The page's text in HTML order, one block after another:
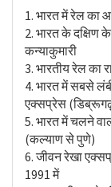
1. भारत में रेल का
2. भारत के दक्षिण
कन्याकुमारी
3. भारतीय रेल का
4. भारत में सबसे
एक्सप्रेस
5. भारत में चलने
(कल्याण से पुणे)
6. जीवन रेखा
1991 में